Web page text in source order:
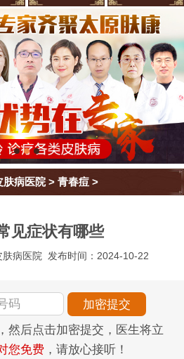
肤病医院>青春痘 >
见症状有哪些
肤病医院 发布时间：2024-10-22
然后点击加密提交，医生将立
您免费 ，请放心接听！